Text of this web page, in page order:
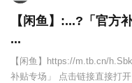
【闲鱼】:...?「官方
...
【闲鱼】https://m.tb.cn/
补贴专场」 点击链接直接打开